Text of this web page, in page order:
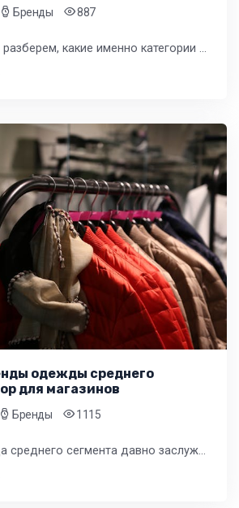
Бренды 887
В этой статье мы разберем, какие именно категории брендов показывают высокую оборачиваемость. Вы узнаете, как эти марки помогают формировать лояльность местных клиентов и закрывать ключевые ценовые ниши в ассортименте.
одежды среднего
для магазинов
Бренды 1115
Немецкая одежда среднего сегмента давно заслужила доверие покупателей благодаря своему практичному подходу к дизайну и неизменному вниманию к качеству.